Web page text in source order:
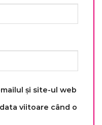
și site-ul web
viitoare când o